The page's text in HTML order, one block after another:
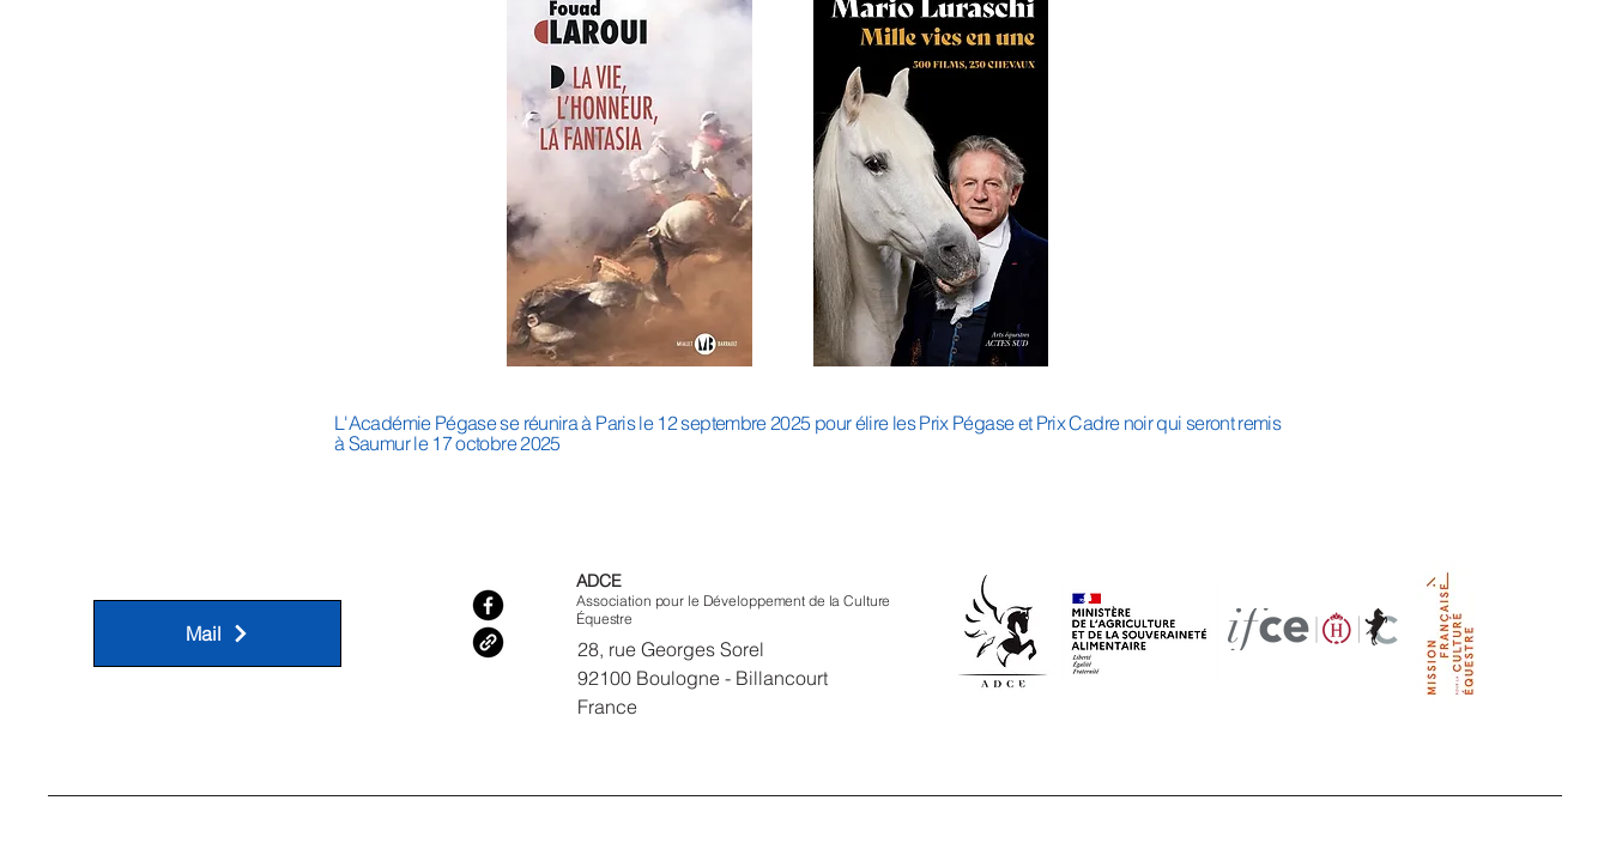
L'Académie Pégase se réunira à Paris le 12 septembre 2025 pour élire les Prix Pégase et Prix Cadre noir qui seront remis
à Saumur le 17 octobre 2025
Mail
ADCE
Association pour le Développement de la Culture
Équestre
28, rue Georges Sorel
92100 Boulogne - Billancourt
France